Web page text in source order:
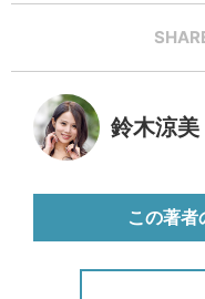
鈴木涼美
この著者